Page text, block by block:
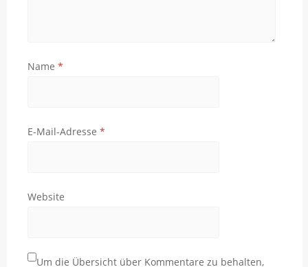
Name *
E-Mail-Adresse *
Website
Um die Übersicht über Kommentare zu behalten,